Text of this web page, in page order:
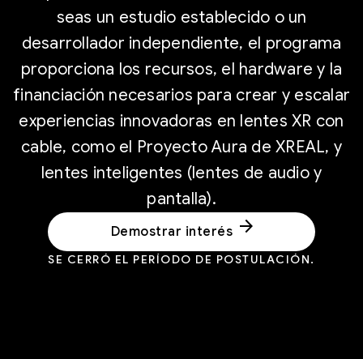
seas un estudio establecido o un
desarrollador independiente, el programa
proporciona los recursos, el hardware y la
financiación necesarios para crear y escalar
experiencias innovadoras en lentes XR con
cable, como el Proyecto Aura de XREAL, y
lentes inteligentes (lentes de audio y
pantalla).
Demostrar interés arrow_forward
SE CERRÓ EL PERÍODO DE POSTULACIÓN.